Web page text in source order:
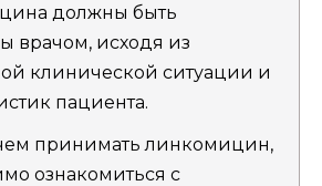
должны быть
врачом, исходя из
клинической ситуации и
пациента.
принимать линкомицин,
ознакомиться с